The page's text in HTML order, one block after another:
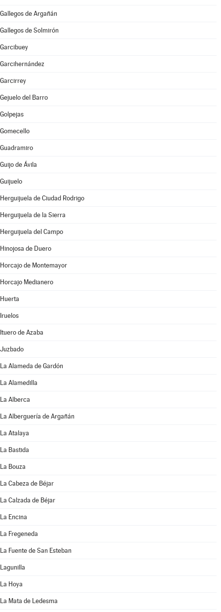
Gallegos de Argañán
Gallegos de Solmirón
Garcibuey
Garcihernández
Garcirrey
Gejuelo del Barro
Golpejas
Gomecello
Guadramiro
Guijo de Ávila
Guijuelo
Herguijuela de Ciudad Rodrigo
Herguijuela de la Sierra
Herguijuela del Campo
Hinojosa de Duero
Horcajo de Montemayor
Horcajo Medianero
Huerta
Iruelos
Ituero de Azaba
Juzbado
La Alameda de Gardón
La Alamedilla
La Alberca
La Alberguería de Argañán
La Atalaya
La Bastida
La Bouza
La Cabeza de Béjar
La Calzada de Béjar
La Encina
La Fregeneda
La Fuente de San Esteban
Lagunilla
La Hoya
La Mata de Ledesma